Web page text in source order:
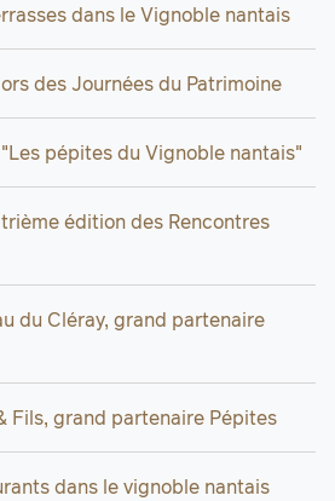
dans le Vignoble nantais
des Journées du Patrimoine
pépites du Vignoble nantais"
édition des Rencontres
du Cléray, grand partenaire
Fils, grand partenaire Pépites
dans le vignoble nantais